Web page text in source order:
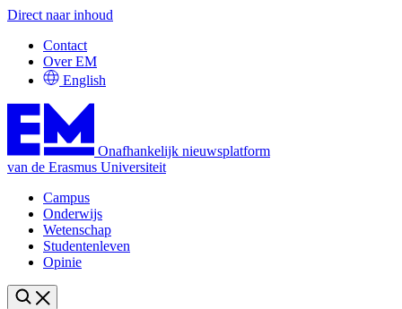
Direct naar inhoud
Contact
Over EM
English
Onafhankelijk nieuwsplatform
van de Erasmus Universiteit
Campus
Onderwijs
Wetenschap
Studentenleven
Opinie